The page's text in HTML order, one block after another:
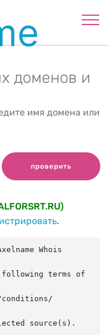
доменов и
имя домена или
проверить
.
Whois
following terms of
conditions/
source(s).